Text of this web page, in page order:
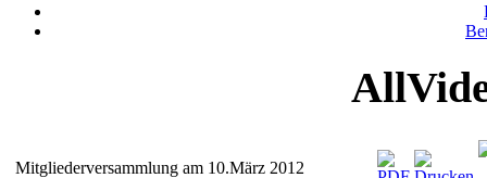
Mitgliederversammlung am 10.März 2012